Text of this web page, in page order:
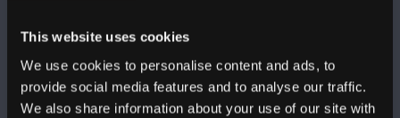
This website uses cookies
We use cookies to personalise content and ads, to
provide social media features and to analyse our traffic.
We also share information about your use of our site with